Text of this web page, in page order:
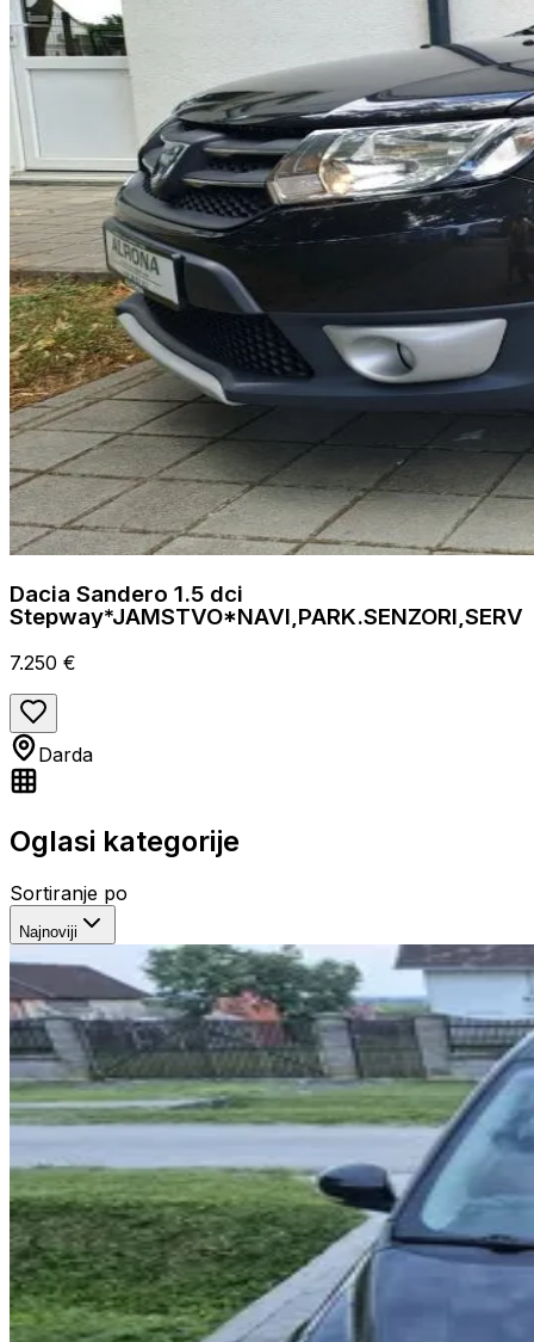
Dacia Sandero 1.5 dci
7.250 €
Darda
Oglasi kategorije
Sortiranje po
Najnoviji